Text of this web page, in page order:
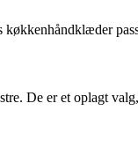
De er et oplagt